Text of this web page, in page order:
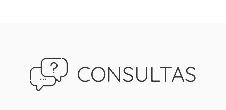
CONSULTAS